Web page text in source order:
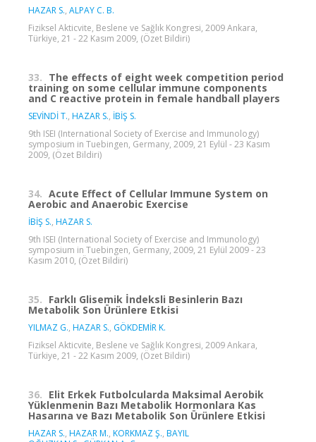
HAZAR S., ALPAY C. B.
Fiziksel Akticvite, Beslene ve Sağlık Kongresi, 2009 Ankara,
Türkiye, 21 - 22 Kasım 2009, (Özet Bildiri)
33. The effects of eight week competition period
training on some cellular immune components
and C reactive protein in female handball players
SEVİNDİ T., HAZAR S., İBİŞ S.
9th ISEI (International Society of Exercise and Immunology)
symposium in Tuebingen, Germany, 2009, 21 Eylül - 23 Kasım
2009, (Özet Bildiri)
34. Acute Effect of Cellular Immune System on
Aerobic and Anaerobic Exercise
İBİŞ S., HAZAR S.
9th ISEI (International Society of Exercise and Immunology)
symposium in Tuebingen, Germany, 2009, 21 Eylül 2009 - 23
Kasım 2010, (Özet Bildiri)
35. Farklı Glisemik İndeksli Besinlerin Bazı
Metabolik Son Ürünlere Etkisi
YILMAZ G., HAZAR S., GÖKDEMİR K.
Fiziksel Akticvite, Beslene ve Sağlık Kongresi, 2009 Ankara,
Türkiye, 21 - 22 Kasım 2009, (Özet Bildiri)
36. Elit Erkek Futbolcularda Maksimal Aerobik
Yüklenmenin Bazı Metabolik Hormonlara Kas
Hasarına ve Bazı Metabolik Son Ürünlere Etkisi
HAZAR S., HAZAR M., KORKMAZ Ş., BAYIL